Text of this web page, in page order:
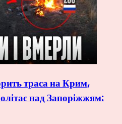
траса на Крим,
над Запоріжжям: